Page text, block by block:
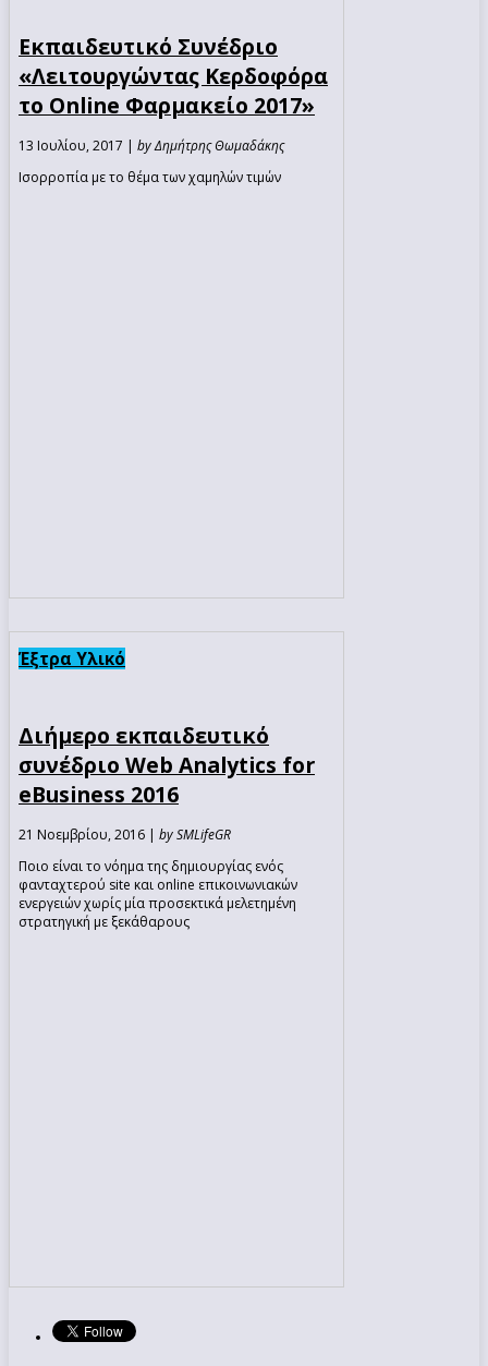
Εκπαιδευτικό Συνέδριο
«Λειτουργώντας Κερδοφόρα
το Online Φαρμακείο 2017»
13 Ιουλίου, 2017 | by Δημήτρης Θωμαδάκης
Ισορροπία με το θέμα των χαμηλών τιμών
Έξτρα Υλικό
Διήμερο εκπαιδευτικό
συνέδριο Web Analytics for
eBusiness 2016
21 Νοεμβρίου, 2016 | by SMLifeGR
Ποιο είναι το νόημα της δημιουργίας ενός
φανταχτερού site και online επικοινωνιακών
ενεργειών χωρίς μία προσεκτικά μελετημένη
στρατηγική με ξεκάθαρους